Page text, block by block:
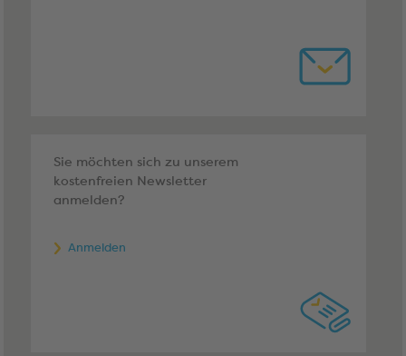
Sie möchten sich zu unserem
kostenfreien Newsletter
anmelden?
Anmelden